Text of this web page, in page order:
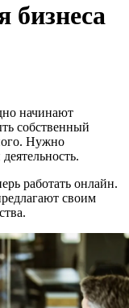
бизнеса
начинают
собственный
Нужно
работать онлайн.
своим